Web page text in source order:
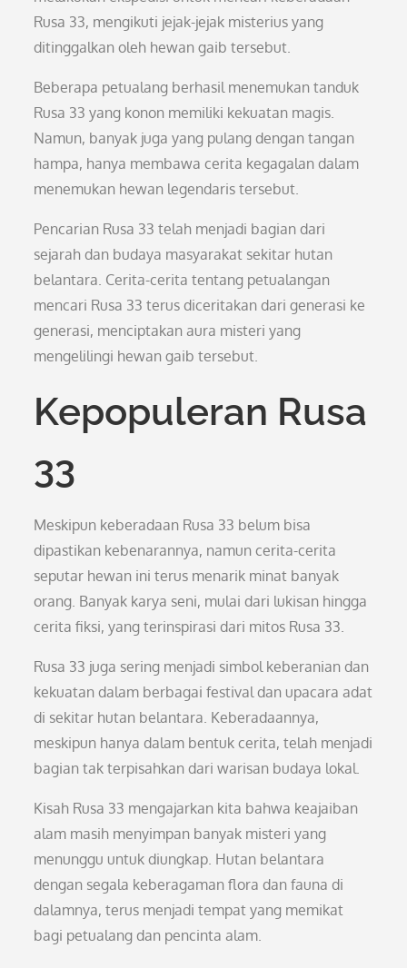
Rusa 33, mengikuti jejak-jejak misterius yang
ditinggalkan oleh hewan gaib tersebut.
Beberapa petualang berhasil menemukan tanduk
Rusa 33 yang konon memiliki kekuatan magis.
Namun, banyak juga yang pulang dengan tangan
hampa, hanya membawa cerita kegagalan dalam
menemukan hewan legendaris tersebut.
Pencarian Rusa 33 telah menjadi bagian dari
sejarah dan budaya masyarakat sekitar hutan
belantara. Cerita-cerita tentang petualangan
mencari Rusa 33 terus diceritakan dari generasi ke
generasi, menciptakan aura misteri yang
mengelilingi hewan gaib tersebut.
Kepopuleran Rusa
33
Meskipun keberadaan Rusa 33 belum bisa
dipastikan kebenarannya, namun cerita-cerita
seputar hewan ini terus menarik minat banyak
orang. Banyak karya seni, mulai dari lukisan hingga
cerita fiksi, yang terinspirasi dari mitos Rusa 33.
Rusa 33 juga sering menjadi simbol keberanian dan
kekuatan dalam berbagai festival dan upacara adat
di sekitar hutan belantara. Keberadaannya,
meskipun hanya dalam bentuk cerita, telah menjadi
bagian tak terpisahkan dari warisan budaya lokal.
Kisah Rusa 33 mengajarkan kita bahwa keajaiban
alam masih menyimpan banyak misteri yang
menunggu untuk diungkap. Hutan belantara
dengan segala keberagaman flora dan fauna di
dalamnya, terus menjadi tempat yang memikat
bagi petualang dan pencinta alam.